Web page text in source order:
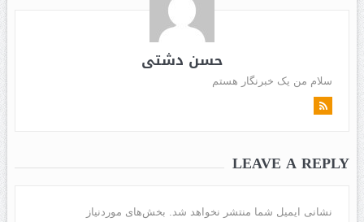
حسن دشتی
سلام من یک خبرنگار هستم
LEAVE A REPLY
نشانی ایمیل شما منتشر نخواهد شد. بخش‌های موردنیاز